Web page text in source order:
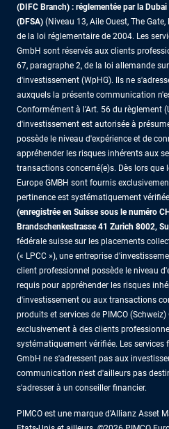
(DIFC Branch) : réglementée par la
(DFSA) (Niveau 13, Aile Ouest, The
de la loi réglementaire de 2004. Les
GmbH sont réservés aux clients
67, paragraphe 2, de la loi allemande
d'investissement (WpHG). Ils ne
auxquels la présente communication
Conformément à l’Art. 56 du règlement
d'investissement est autorisée à
possède le niveau d'expérience et de
appréhender les risques inhérents aux
transactions concerné(e)s. Dès lors que
Europe GMBH sont fournis
pertinence est systématiquement
(enregistrée en Suisse sous le numéro
Brandschenkestrasse 41 Zurich 8002,
fédérale suisse sur les placements
(« LPCC »), une entreprise
client professionnel possède le niveau
requis pour appréhender les risques
d'investissement ou aux transactions
produits et services de PIMCO
exclusivement à des clients
systématiquement vérifiée. Les services
GmbH ne s'adressent pas aux
communication n'est d'ailleurs pas
s'adresser à un conseiller financier.
PIMCO est une marque d’Allianz Asset